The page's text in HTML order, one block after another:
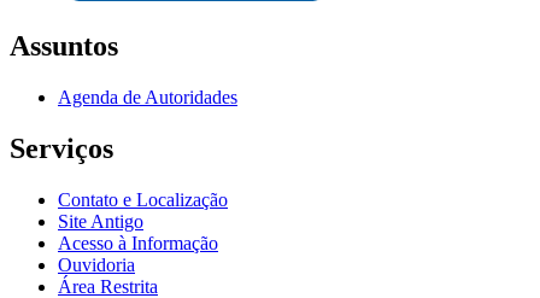
Assuntos
Agenda de Autoridades
Serviços
Contato e Localização
Site Antigo
Acesso à Informação
Ouvidoria
Área Restrita